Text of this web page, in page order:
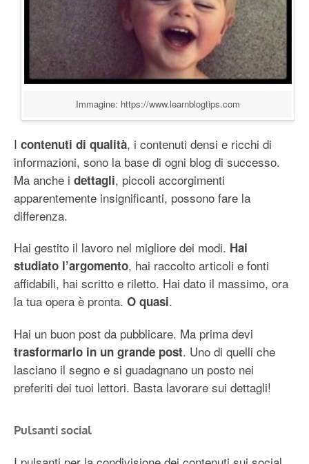
Immagine: https://www.learnblogtips.com
I contenuti di qualità, i contenuti densi e ricchi di
informazioni, sono la base di ogni blog di successo.
Ma anche i dettagli, piccoli accorgimenti
apparentemente insignificanti, possono fare la
differenza.
Hai gestito il lavoro nel migliore dei modi. Hai
studiato l’argomento, hai raccolto articoli e fonti
affidabili, hai scritto e riletto. Hai dato il massimo, ora
la tua opera è pronta. O quasi.
Hai un buon post da pubblicare. Ma prima devi
trasformarlo in un grande post. Uno di quelli che
lasciano il segno e si guadagnano un posto nei
preferiti dei tuoi lettori. Basta lavorare sui dettagli!
Pulsanti social